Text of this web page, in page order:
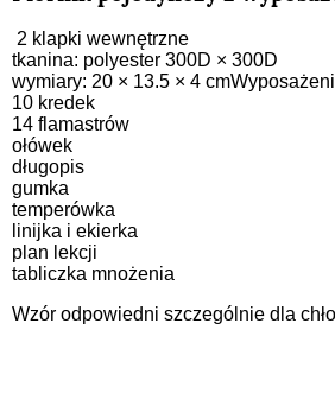
2 klapki wewnętrzne
tkanina: polyester 300D × 300D
wymiary: 20 × 13.5 × 4
10 kredek
14 flamastrów
ołówek
długopis
gumka
temperówka
linijka i ekierka
plan lekcji
tabliczka mnożenia
Wzór odpowiedni szczególnie dla